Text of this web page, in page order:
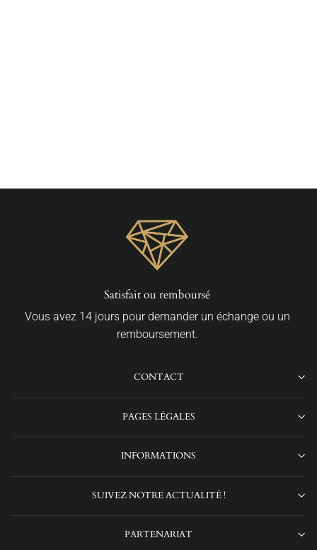
demander un échange ou un
Par Carte Bancaire,
CONTACT
PAGES LÉGALES
INFORMATIONS
SUIVEZ NOTRE ACTUALITÉ !
PARTENARIAT